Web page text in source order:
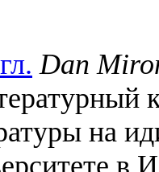
Dan
на
в